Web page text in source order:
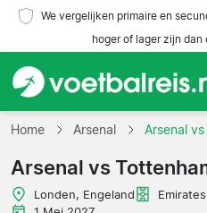
We vergelijken primaire en
hoger of lager zijn dan
Home
Teams
Home Arsenal Arsenal
Arsenal vs
Londen, Engeland